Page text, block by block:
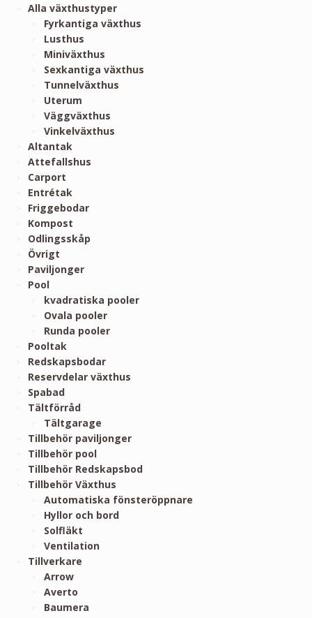
Alla växthustyper
Fyrkantiga växthus
Lusthus
Miniväxthus
Sexkantiga växthus
Tunnelväxthus
Uterum
Väggväxthus
Vinkelväxthus
Altantak
Attefallshus
Carport
Entrétak
Friggebodar
Kompost
Odlingsskåp
Övrigt
Paviljonger
Pool
kvadratiska pooler
Ovala pooler
Runda pooler
Pooltak
Redskapsbodar
Reservdelar växthus
Spabad
Tältförråd
Tältgarage
Tillbehör paviljonger
Tillbehör pool
Tillbehör Redskapsbod
Tillbehör Växthus
Automatiska fönsteröppnare
Hyllor och bord
Solfläkt
Ventilation
Tillverkare
Arrow
Averto
Baumera